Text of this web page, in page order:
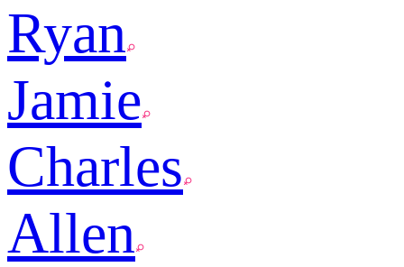
Ryan
Jamie
Charles
Allen